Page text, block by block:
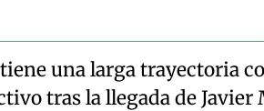
una larga trayectoria
tras la llegada de Javier